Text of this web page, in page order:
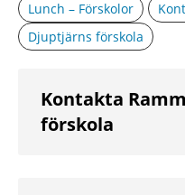
Lunch – Förskolor
Djuptjärns förskola
Kontakta
förskola